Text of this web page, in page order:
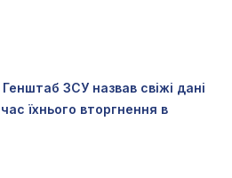
ЗСУ назвав свіжі дані
їхнього вторгнення в